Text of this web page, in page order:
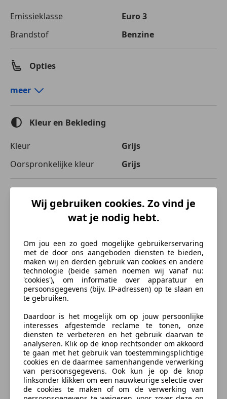
Emissieklasse
Euro 3
Brandstof
Benzine
Opties
Comfort en gemak
Cruise control
Elektrische ramen
Lederen stuurwiel
Entertainment en Media
Boordcomputer
ABS
Airbag bestuurder
Airbag passagier
Centrale deurvergrendeling met afstandsbediening
Centrale vergrendeling
Startonderbreker
Stuurbekrachtiging
Zij-airbags
Extra
Lichtmetalen velgen (15")
Trekhaak
meer
Kleur en Bekleding
Kleur
Grijs
Oorspronkelijke kleur
Grijs
Vanwege ons snel wisselende voorraad adviseren wij
of het betreffende auto op voorraad is..aub.
Meer informatie
Gemiddeld brandstofverbruik:6,9 l/100km(1 op
14,5)
Brandstofverbruik in de stad:9,1 l/100km(1 op 11,0)
Brandstofverbruik op de snelweg: 5,7 l/100km(1 op
17,5)
Energielabel:B
BTW/marge: BTW niet verrekenbaar voor
ondernemers (margeregeling)
meer
Verzekering
Wij gebruiken cookies. Zo vind je
wat je nodig hebt.
Om jou een zo goed mogelijke gebruikerservaring
met de door ons aangeboden diensten te bieden,
maken wij en derden gebruik van cookies en andere
technologie (beide samen noemen wij vanaf nu:
'cookies'), om informatie over apparatuur en
persoonsgegevens (bijv. IP-adressen) op te slaan en
te gebruiken.
Daardoor is het mogelijk om op jouw persoonlijke
interesses afgestemde reclame te tonen, onze
diensten te verbeteren en het gebruik daarvan te
analyseren. Klik op de knop rechtsonder om akkoord
te gaan met het gebruik van toestemmingsplichtige
cookies en de daarmee samenhangende verwerking
van persoonsgegevens. Ook kun je op de knop
linksonder klikken om een nauwkeurige selectie over
de cookies te maken of om de verwerking van